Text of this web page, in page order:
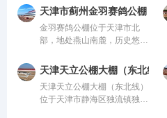
际、国内先进、科学合理的设
计方案进行建设，采用一体化
钢架结构，公棚长200米，宽
28米，高15米，可
天津市蓟州金羽赛鸽公棚
金羽赛鸽公棚位于天津市北
部，地处燕山南麓，历史悠
重多的千年古县蓟州区白涧
镇。白涧镇在清朝皇家眼里视
为一块凤地，是清朝皇帝的行
宫。行宫平行而立是一
天津天立公棚大棚（东北线）
天津天立公棚大棚（东北线）
位于天津市静海区独流镇独流